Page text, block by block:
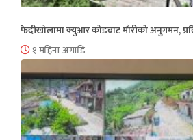
फेदीखोलामा क्युआर कोडबाट मौरीको अनुगमन,
१ महिना अगाडि